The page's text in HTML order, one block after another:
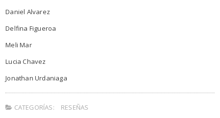
Daniel Alvarez
Delfina Figueroa
Meli Mar
Lucia Chavez
Jonathan Urdaniaga
CATEGORÍAS: RESEÑAS